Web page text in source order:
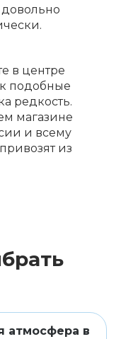
довольно
в центре
подобные
редкость.
магазине
и всему
из
атмосфера в